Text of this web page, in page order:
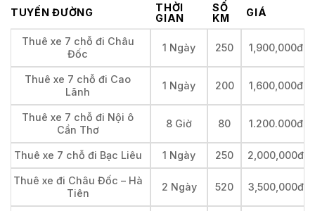
TUYẾN ĐƯỜNG
THỜI
GIAN
SỐ
KM
GIÁ
Thuê xe 7 chỗ đi Châu
Đốc
1 Ngày 250 1,900,000đ
Thuê xe 7 chỗ đi Cao
Lãnh
1 Ngày 200 1,600,000đ
Thuê xe 7 chỗ đi Nội ô
Cần Thơ
8 Giờ 80 1.200.000đ
Thuê xe 7 chỗ đi Bạc Liêu 1 Ngày 250 2,000,000đ
Thuê xe đi Châu Đốc – Hà
Tiên
2 Ngày 520 3,500,000đ